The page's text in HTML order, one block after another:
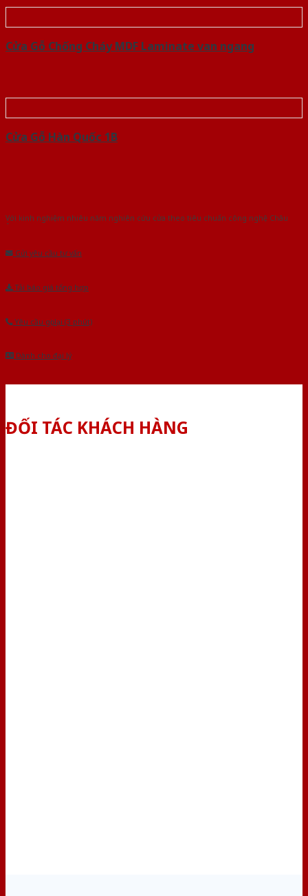
Cửa Gỗ Chống Cháy MDF Laminate van ngang
Cửa Gỗ Hàn Quốc 1B
Với kinh nghiệm nhiêu năm nghiên cứu cửa theo tiêu chuẩn công nghệ Châu
Âu.Chúng tôi tự tin là nhà sản xuất & cung cấp hàng đầu tại Việt Nam!
Gửi yêu cầu tư vấn
Tải báo giá tổng hợp
Yêu cầu gọi lại (3 phút)
Dành cho đại lý
ĐỐI TÁC KHÁCH HÀNG